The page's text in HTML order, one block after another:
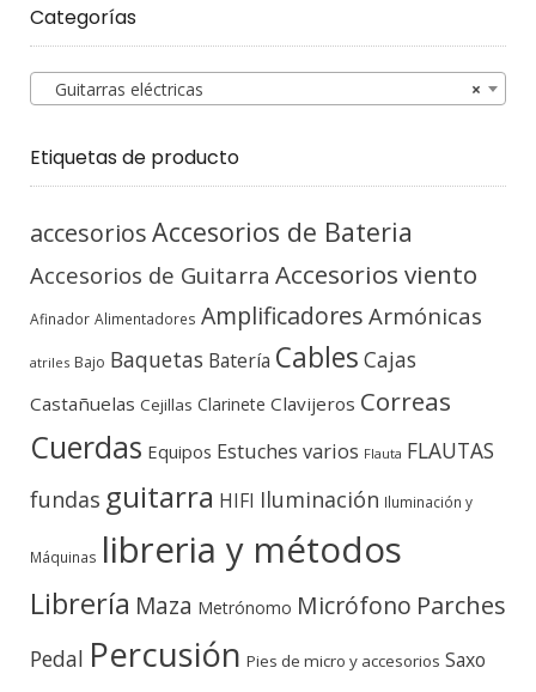
Categorías
×
Guitarras eléctricas
Etiquetas de producto
accesoriosAccesorios de Bateria
Accesorios de Guitarra Accesorios viento
Afinador Alimentadores Amplificadores Armónicas
atriles Bajo Baquetas Batería Cables Cajas
Castañuelas Cejillas Clarinete Clavijeros Correas
Cuerdas Equipos Estuches varios Flauta FLAUTAS
fundas guitarra HIFI Iluminación Iluminación y
Máquinas libreria y métodos
Librería Maza Metrónomo Micrófono Parches
Pedal Percusión Pies de micro y accesorios Saxo